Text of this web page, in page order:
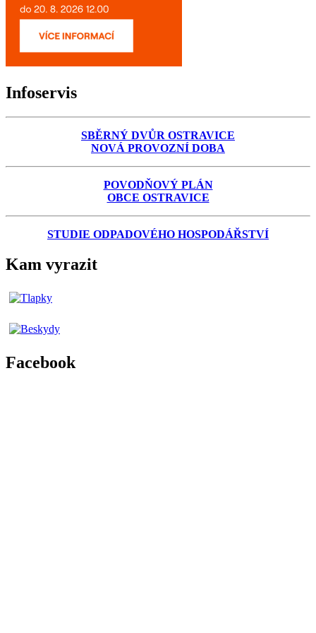
Infoservis
SBĚRNÝ DVŮR OSTRAVICE
NOVÁ PROVOZNÍ DOBA
POVODŇOVÝ PLÁN
OBCE OSTRAVICE
STUDIE ODPADOVÉHO HOSPODÁŘSTVÍ
Kam vyrazit
Facebook